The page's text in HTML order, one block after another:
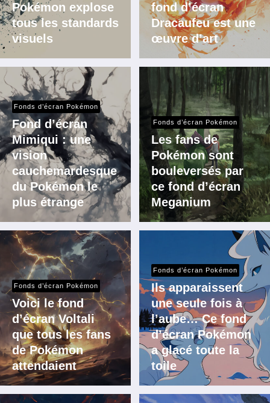
Pokémon explose
tous les standards
visuels
fond d’écran
Dracaufeu est une
œuvre d’art
Fonds d’écran Pokémon
Fond d’écran
Mimiqui : une
vision
cauchemardesque
du Pokémon le
plus étrange
Fonds d’écran Pokémon
Les fans de
Pokémon sont
bouleversés par
ce fond d’écran
Meganium
Fonds d’écran Pokémon
Voici le fond
d’écran Voltali
que tous les fans
de Pokémon
attendaient
Fonds d’écran Pokémon
Ils apparaissent
une seule fois à
l’aube… Ce fond
d’écran Pokémon
a glacé toute la
toile